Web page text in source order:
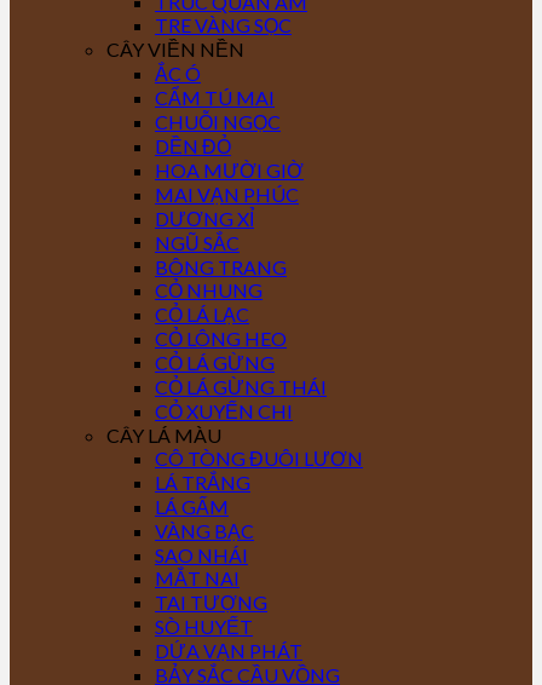
TRE VÀNG SỌC
CÂY VIỀN NỀN
ẮC Ó
CẨM TÚ MAI
CHUỖI NGỌC
DỀN ĐỎ
HOA MƯỜI GIỜ
MAI VẠN PHÚC
DƯƠNG XỈ
NGŨ SẮC
BÔNG TRANG
CỎ NHUNG
CỎ LÁ LẠC
CỎ LÔNG HEO
CỎ LÁ GỪNG
CỎ LÁ GỪNG THÁI
CỎ XUYẾN CHI
CÂY LÁ MÀU
CÔ TÒNG ĐUÔI LƯƠN
LÁ TRẮNG
LÁ GẤM
VÀNG BẠC
SAO NHÁI
MẮT NAI
TAI TƯỢNG
SÒ HUYẾT
DỨA VẠN PHÁT
BẢY SẮC CẦU VỒNG